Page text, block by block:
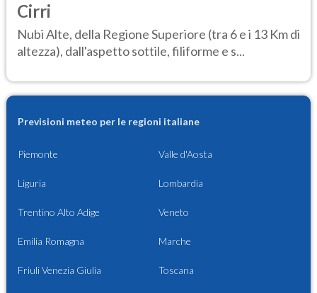
Cirri
Nubi Alte, della Regione Superiore (tra 6 e i 13 Km di
altezza), dall'aspetto sottile, filiforme e s...
Previsioni meteo per le regioni italiane
Piemonte Valle d'Aosta
Liguria Lombardia
Trentino Alto Adige Veneto
Emilia Romagna Marche
Friuli Venezia Giulia Toscana